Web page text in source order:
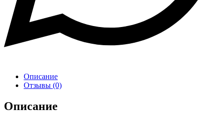
Описание
Отзывы (0)
Описание